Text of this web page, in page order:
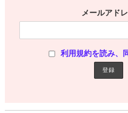
メールアド
利用規約を読み、